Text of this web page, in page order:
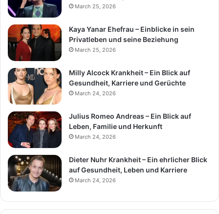
March 25, 2026
Kaya Yanar Ehefrau – Einblicke in sein
Privatleben und seine Beziehung
March 25, 2026
Milly Alcock Krankheit – Ein Blick auf
Gesundheit, Karriere und Gerüchte
March 24, 2026
Julius Romeo Andreas – Ein Blick auf
Leben, Familie und Herkunft
March 24, 2026
Dieter Nuhr Krankheit – Ein ehrlicher Blick
auf Gesundheit, Leben und Karriere
March 24, 2026